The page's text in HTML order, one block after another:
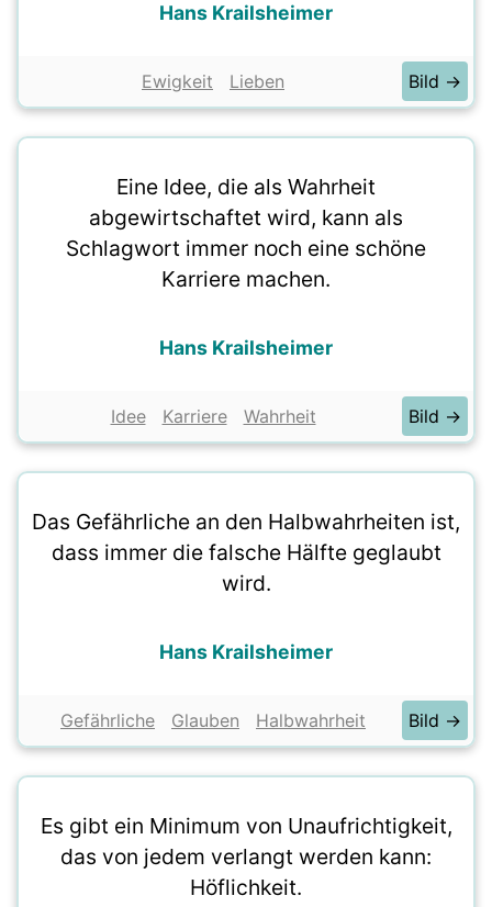
Hans Krailsheimer
Ewigkeit Lieben Bild →
Eine Idee, die als Wahrheit
abgewirtschaftet wird, kann als
Schlagwort immer noch eine schöne
Karriere machen.
Hans Krailsheimer
Idee Karriere Wahrheit Bild →
Das Gefährliche an den Halbwahrheiten ist,
dass immer die falsche Hälfte geglaubt
wird.
Hans Krailsheimer
Gefährliche Glauben Halbwahrheit Bild →
Es gibt ein Minimum von Unaufrichtigkeit,
das von jedem verlangt werden kann:
Höflichkeit.